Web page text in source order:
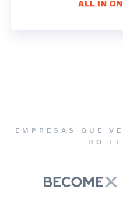
EMPRESAS QUE
DO